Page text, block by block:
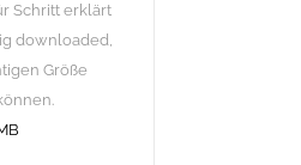
Schritt erklärt
downloaded,
Größe